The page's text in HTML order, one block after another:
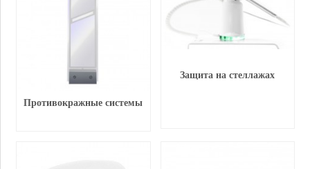
Противокражные системы
Защита на стеллажах